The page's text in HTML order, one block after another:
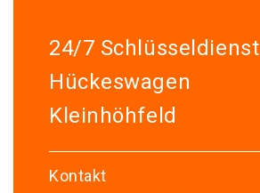
24/7 Schlüsseldienst
Hückeswagen
Kleinhöhfeld
Kontakt